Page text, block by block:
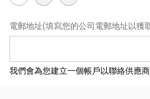
電郵地址(填寫您的公司電郵地址以獲
我們會為您建立一個帳戶以聯絡供應